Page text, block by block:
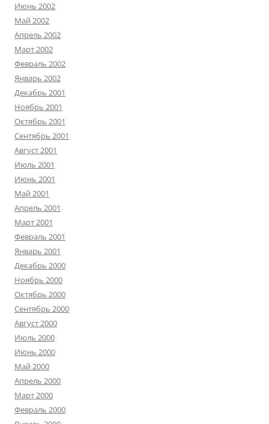
Июнь 2002
Май 2002
Апрель 2002
Март 2002
Февраль 2002
Январь 2002
Декабрь 2001
Ноябрь 2001
Октябрь 2001
Сентябрь 2001
Август 2001
Июль 2001
Июнь 2001
Май 2001
Апрель 2001
Март 2001
Февраль 2001
Январь 2001
Декабрь 2000
Ноябрь 2000
Октябрь 2000
Сентябрь 2000
Август 2000
Июль 2000
Июнь 2000
Май 2000
Апрель 2000
Март 2000
Февраль 2000